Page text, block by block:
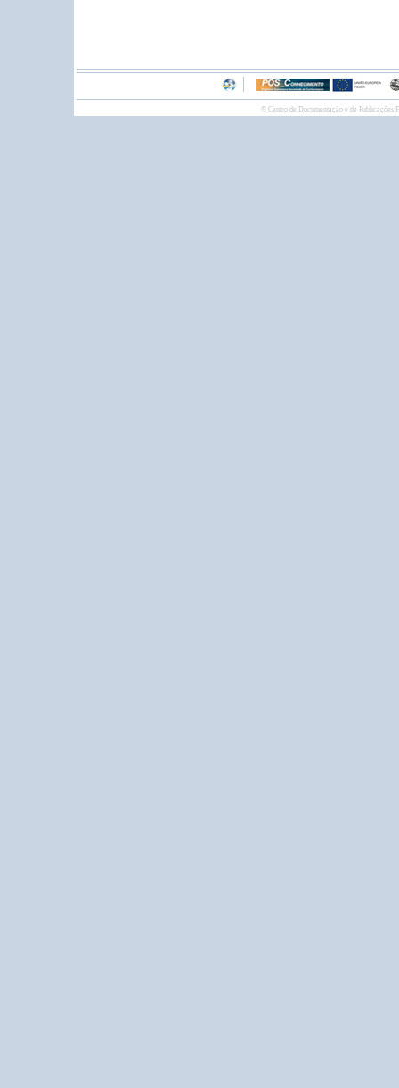
© Centro de Documentação e de Publicações